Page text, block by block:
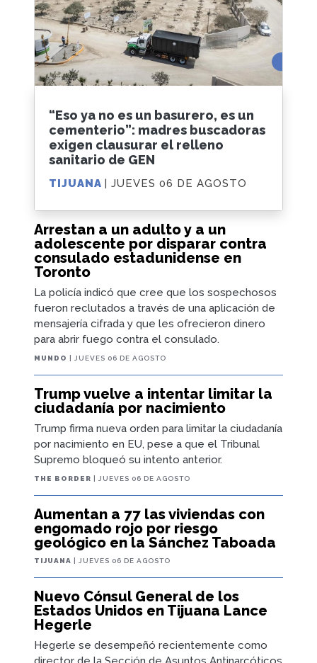
Arrestan a un adulto y a un
adolescente por disparar contra
consulado estadunidense en
Toronto
La policía indicó que cree que los sospechosos
fueron reclutados a través de una aplicación de
mensajería cifrada y que les ofrecieron dinero
para abrir fuego contra el consulado.
MUNDO | JUEVES 06 DE AGOSTO
Trump vuelve a intentar limitar la
ciudadanía por nacimiento
Trump firma nueva orden para limitar la ciudadanía
por nacimiento en EU, pese a que el Tribunal
Supremo bloqueó su intento anterior.
THE BORDER | JUEVES 06 DE AGOSTO
Aumentan a 77 las viviendas con
engomado rojo por riesgo
geológico en la Sánchez Taboada
TIJUANA | JUEVES 06 DE AGOSTO
Nuevo Cónsul General de los
Estados Unidos en Tijuana Lance
Hegerle
Hegerle se desempeñó recientemente como
“Eso ya no es un basurero, es un
cementerio”: madres buscadoras
exigen clausurar el relleno
sanitario de GEN
TIJUANA | JUEVES 06 DE AGOSTO